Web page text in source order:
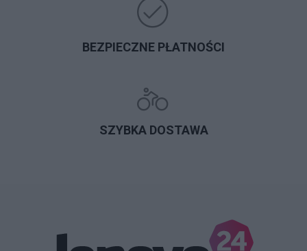
BEZPIECZNE PŁATNOŚCI
SZYBKA DOSTAWA